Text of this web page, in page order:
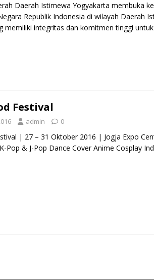
Daerah Istimewa Yogyakarta membuka
Republik Indonesia di wilayah Daerah
memiliki integritas dan komitmen tinggi
Festival
admin 0
| 27 – 31 Oktober 2016 | Jogja Expo
Pop & J-Pop Dance Cover Anime Cosplay